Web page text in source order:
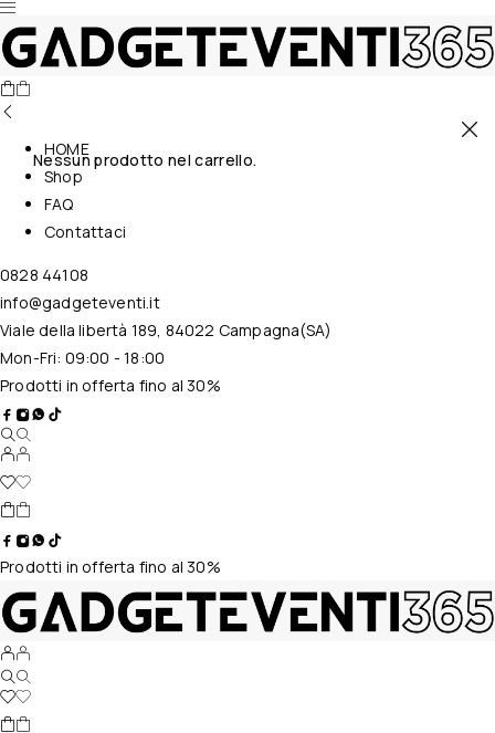
Nessun prodotto nel carrello.
HOME
Shop
FAQ
Contattaci
0828 44108
info@gadgeteventi.it
Viale della libertà 189, 84022 Campagna(SA)
Mon-Fri: 09:00 - 18:00
Prodotti in offerta fino al 30%
Prodotti in offerta fino al 30%